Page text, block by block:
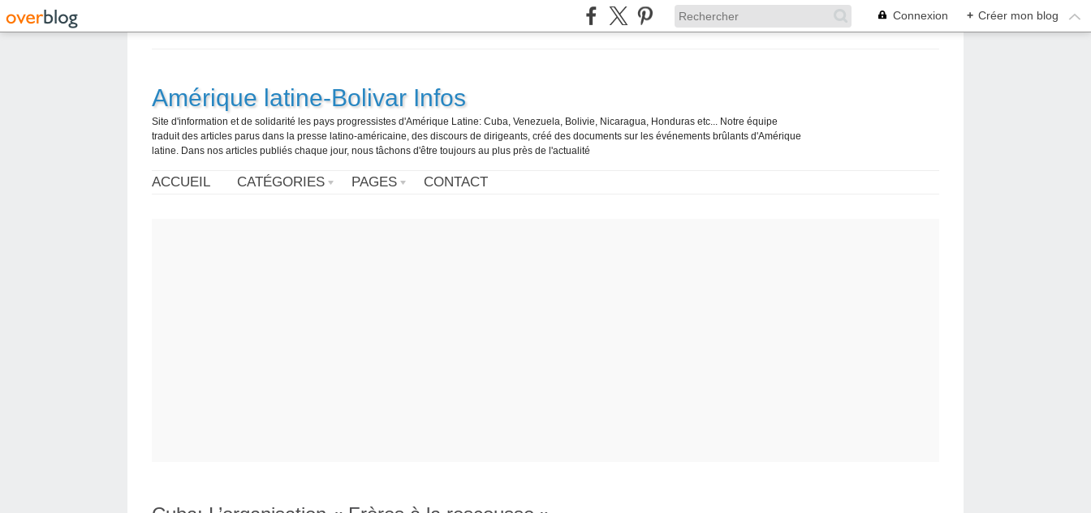
Connexion + Créer mon blog
Amérique latine-Bolivar Infos
Site d'information et de solidarité les pays progressistes d'Amérique Latine: Cuba, Venezuela, Bolivie, Nicaragua, Honduras etc... Notre équipe
traduit des articles parus dans la presse latino-américaine, des discours de dirigeants, créé des documents sur les événements brûlants d'Amérique
latine. Dans nos articles publiés chaque jour, nous tâchons d'être toujours au plus près de l'actualité
ACCUEIL CATÉGORIES PAGES CONTACT